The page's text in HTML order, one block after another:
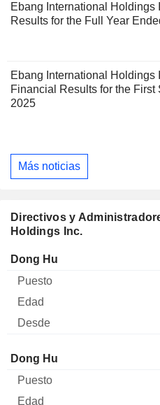
Ebang International Holdings
Results for the Full Year
Ebang International Holdings
Financial Results for the
2025
Más noticias
Directivos y
Holdings Inc.
Director Puesto
Dong Hu
Administrador
Dong Hu